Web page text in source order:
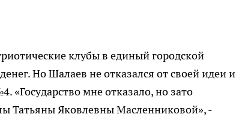
клубы в единый городской
Но Шалаев не отказался от своей идеи и
«Государство мне отказало, но зато
Татьяны Яковлевны Масленниковой», -